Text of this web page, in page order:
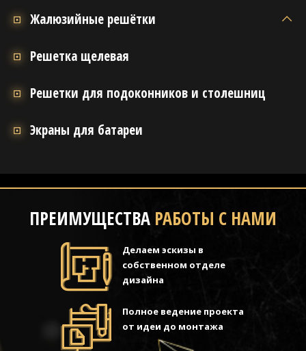
Жалюзийные решётки
Решетка щелевая
Решетки для подоконников и столешниц
Экраны для батареи
ПРЕИМУЩЕСТВА РАБОТЫ С НАМИ
Делаем эскизы в
собственном отделе
дизайна
Полное ведение проекта
от идеи до монтажа